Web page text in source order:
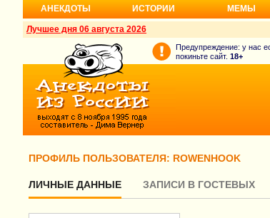
АНЕКДОТЫ ИСТОРИИ МЕМЫ
Лучшее дня 06 августа 2026
Предупреждение: у нас
покиньте сайт. 18+
ПРОФИЛЬ ПОЛЬЗОВАТЕЛЯ: ROWENHOOK
ЛИЧНЫЕ ДАННЫЕ ЗАПИСИ В ГОСТЕВЫХ